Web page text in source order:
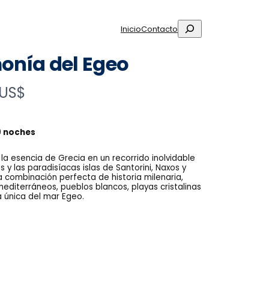
InicioContactoBuscar
del Egeo
noches
esencia de Grecia en un recorrido inolvidable
y las paradisíacas islas de Santorini, Naxos y
combinación perfecta de historia milenaria,
pueblos blancos, playas cristalinas
única del mar Egeo.